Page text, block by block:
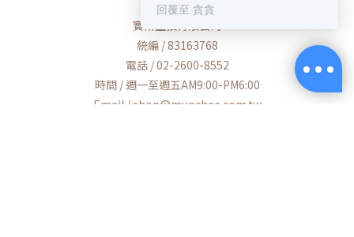
寶研生技有限公司
統編 / 83163768
電話 / 02-2600-8552
時間 / 週一至週五AM9:00-PM6:00
Email / shop@munchee.com.tw
https://muncheepet.com/uL1qW
😺新朋友加LINE領取免費罐罐
https://lin.ee/O7fP797
回覆至 貪貪